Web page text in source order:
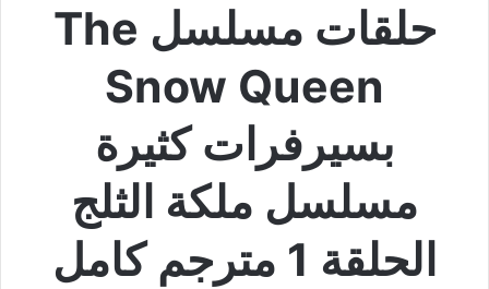
حلقات مسلسل The
Snow Queen
بسيرفرات كثيرة
مسلسل ملكة الثلج
الحلقة 1 مترجم كامل